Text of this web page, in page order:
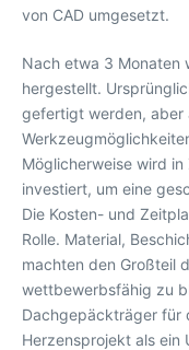
von CAD umgesetzt.
Nach etwa 3 Monaten
hergestellt.
gefertigt werden,
Möglicherweise wird
investiert, um eine
Die Kosten- und
Rolle. Material,
machten den Großteil
wettbewerbsfähig zu
Dachgepäckträger für
Herzensprojekt als ein